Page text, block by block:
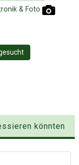
& Foto
könnten